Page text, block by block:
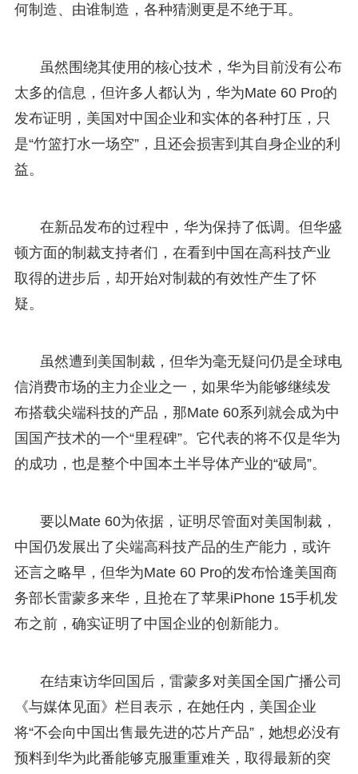
何制造、由谁制造，各种猜测更是不绝于耳。
虽然围绕其使用的核心技术，华为目前没有公布
太多的信息，但许多人都认为，华为Mate 60 Pro的
发布证明，美国对中国企业和实体的各种打压，只
是“竹篮打水一场空”，且还会损害到其自身企业的利
益。
在新品发布的过程中，华为保持了低调。但华盛
顿方面的制裁支持者们，在看到中国在高科技产业
取得的进步后，却开始对制裁的有效性产生了怀
疑。
虽然遭到美国制裁，但华为毫无疑问仍是全球电
信消费市场的主力企业之一，如果华为能够继续发
布搭载尖端科技的产品，那Mate 60系列就会成为中
国国产技术的一个“里程碑”。它代表的将不仅是华为
的成功，也是整个中国本土半导体产业的“破局”。
要以Mate 60为依据，证明尽管面对美国制裁，
中国仍发展出了尖端高科技产品的生产能力，或许
还言之略早，但华为Mate 60 Pro的发布恰逢美国商
务部长雷蒙多来华，且抢在了苹果iPhone 15手机发
布之前，确实证明了中国企业的创新能力。
在结束访华回国后，雷蒙多对美国全国广播公司
《与媒体见面》栏目表示，在她任内，美国企业
将“不会向中国出售最先进的芯片产品”，她想必没有
预料到华为此番能够克服重重难关，取得最新的突